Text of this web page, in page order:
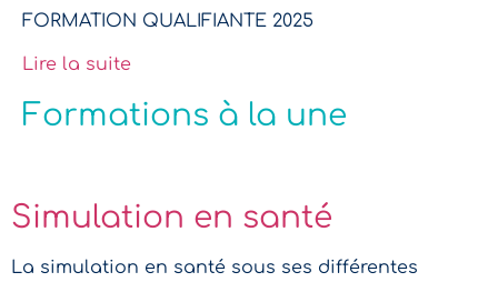
FORMATION QUALIFIANTE 2025
Lire la suite
Formations à la une
Simulation en santé
La simulation en santé sous ses différentes